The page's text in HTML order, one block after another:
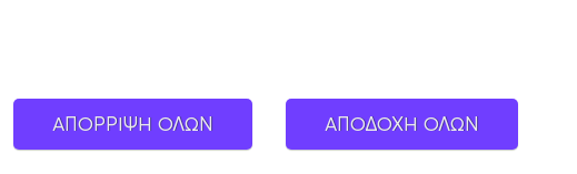
ΑΠΟΡΡΙΨΗ ΟΛΩΝ ΑΠΟΔΟΧΗ ΟΛΩΝ